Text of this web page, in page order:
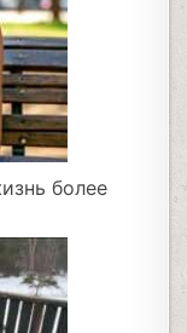
более